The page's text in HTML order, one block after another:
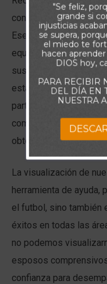
configuraba un equipo
Ese equipo trataba de
equipo con el que
sus movimientos y
esta forma poder
partido. Si
comportamiento y que
obtendríamos mejores
La visualización de
herramienta de ayuda,
el futbol, sino también
éxitos en todas las
no podemos
esposos
confianza para
"Se feliz,
grande si
injusticias
se supera,
el miedo te
hacen
DIOS hoy,
PARA RECIBIR
DEL DÍA EN
NUESTRA